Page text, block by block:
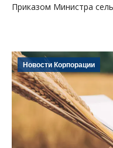
Приказом Министра
Новости Корпорации